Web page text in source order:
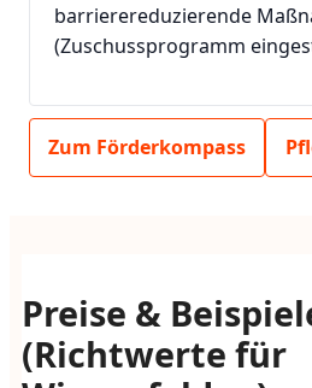
barrierereduzierende
(Zuschussprogramm
Zum Förderkompass
Preise &
(Richtwerte für